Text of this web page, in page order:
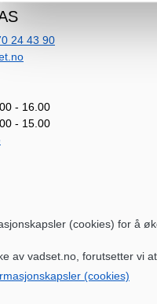
24 43 90
- 16.00
- 15.00
(cookies) for å
av vadset.no, forutsetter vi
(cookies)